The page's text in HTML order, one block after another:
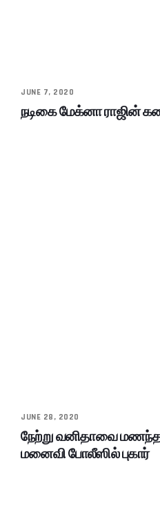
JUNE 7, 2020
நடிகை மேக்னா ராஜின்
JUNE 28, 2020
நேற்று வனிதாவை மணந்த
மனைவி போலீஸில் புகார்